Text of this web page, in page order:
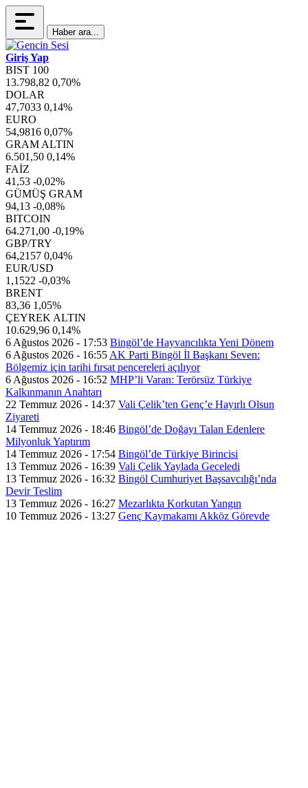
Haber ara...
Giriş Yap
BIST 100
13.798,82 0,70%
DOLAR
47,7033 0,14%
EURO
54,9816 0,07%
GRAM ALTIN
6.501,50 0,14%
FAİZ
41,53 -0,02%
GÜMÜŞ GRAM
94,13 -0,08%
BITCOIN
64.271,00 -0,19%
GBP/TRY
64,2157 0,04%
EUR/USD
1,1522 -0,03%
BRENT
83,36 1,05%
ÇEYREK ALTIN
10.629,96 0,14%
6 Ağustos 2026 - 17:53 Bingöl’de Hayvancılıkta Yeni Dönem
6 Ağustos 2026 - 16:55 AK Parti Bingöl İl Başkanı Seven:
Bölgemiz için tarihi fırsat pencereleri açılıyor
6 Ağustos 2026 - 16:52 MHP’li Varan: Terörsüz Türkiye
Kalkınmanın Anahtarı
22 Temmuz 2026 - 14:37 Vali Çelik’ten Genç’e Hayırlı Olsun
Ziyareti
14 Temmuz 2026 - 18:46 Bingöl’de Doğayı Talan Edenlere
Milyonluk Yaptırım
14 Temmuz 2026 - 17:54 Bingöl’de Türkiye Birincisi
13 Temmuz 2026 - 16:39 Vali Çelik Yaylada Geceledi
13 Temmuz 2026 - 16:32 Bingöl Cumhuriyet Başsavcılığı’nda
Devir Teslim
13 Temmuz 2026 - 16:27 Mezarlıkta Korkutan Yangın
10 Temmuz 2026 - 13:27 Genç Kaymakamı Akköz Görevde